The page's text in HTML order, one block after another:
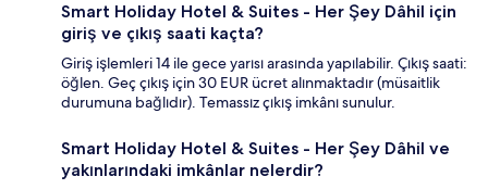
Smart Holiday Hotel & Suites - Her Şey Dâhil için
giriş ve çıkış saati kaçta?
Giriş işlemleri 14 ile gece yarısı arasında yapılabilir. Çıkış saati:
öğlen. Geç çıkış için 30 EUR ücret alınmaktadır (müsaitlik
durumuna bağlıdır). Temassız çıkış imkânı sunulur.
Smart Holiday Hotel & Suites - Her Şey Dâhil ve
yakınlarındaki imkânlar nelerdir?